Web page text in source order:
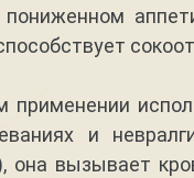
и
она вызывает